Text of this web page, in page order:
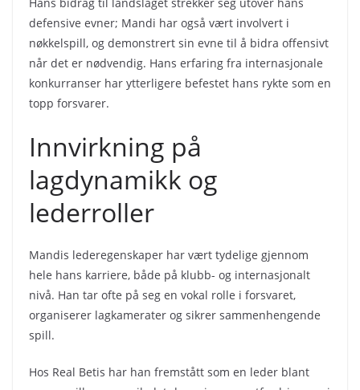
defensive evner; Mandi har også vært involvert i
nøkkelspill, og demonstrert sin evne til å bidra offensivt
når det er nødvendig. Hans erfaring fra internasjonale
konkurranser har ytterligere befestet hans rykte som en
topp forsvarer.
Innvirkning på
lagdynamikk og
lederroller
Mandis lederegenskaper har vært tydelige gjennom
hele hans karriere, både på klubb- og internasjonalt
nivå. Han tar ofte på seg en vokal rolle i forsvaret,
organiserer lagkamerater og sikrer sammenhengende
spill.
Hos Real Betis har han fremstått som en leder blant